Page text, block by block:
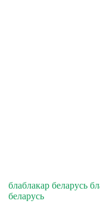
блаблакар беларусь
беларусь